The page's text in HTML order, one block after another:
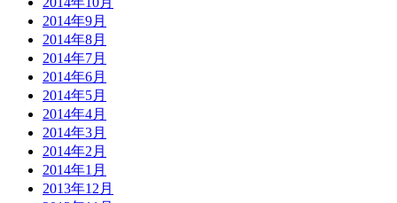
2014年9月
2014年8月
2014年7月
2014年6月
2014年5月
2014年4月
2014年3月
2014年2月
2014年1月
2013年12月